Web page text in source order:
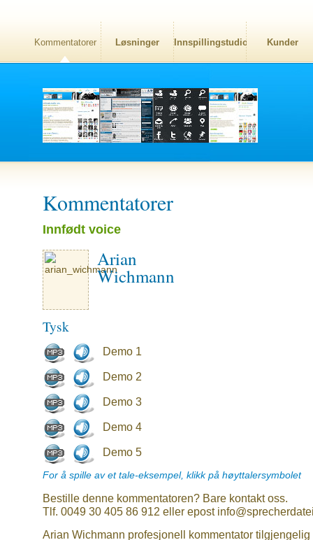
Kommentatorer Løsninger Innspillingstudio Kunder
Kommentatorer
Innfødt voice
Arian
Wichmann
Tysk
Demo 1
Demo 2
Demo 3
Demo 4
Demo 5
For å spille av et tale-eksempel, klikk på høyttalersymbolet
Bestille denne kommentatoren? Bare kontakt oss.
Tlf. 0049 30 405 86 912 eller epost
Arian Wichmann profesjonell kommentator tilgjengelig